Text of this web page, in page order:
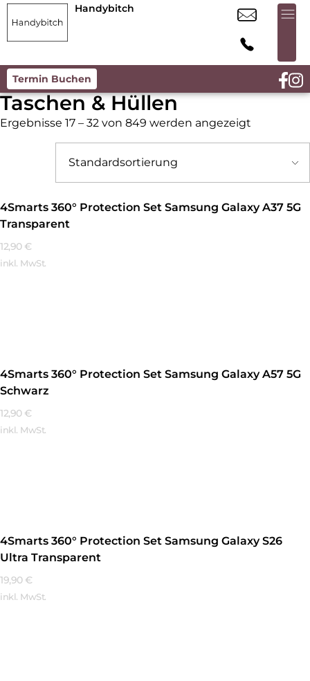
Handybitch
Termin Buchen
Taschen & Hüllen
Ergebnisse 17 – 32 von 849 werden angezeigt
4Smarts 360° Protection Set Samsung Galaxy A37 5G
Transparent
12,90 €
inkl. MwSt.
4Smarts 360° Protection Set Samsung Galaxy A57 5G
Schwarz
12,90 €
inkl. MwSt.
4Smarts 360° Protection Set Samsung Galaxy S26
Ultra Transparent
19,90 €
inkl. MwSt.